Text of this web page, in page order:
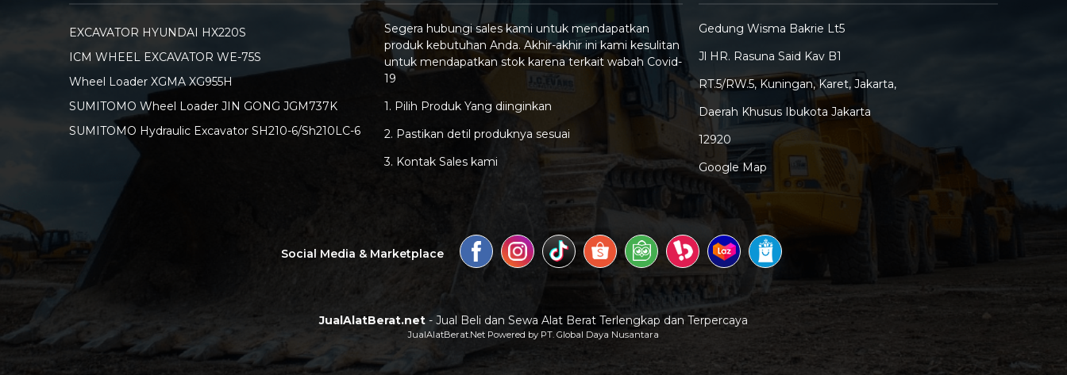
EXCAVATOR HYUNDAI HX220S
ICM WHEEL EXCAVATOR WE-75S
Wheel Loader XGMA XG955H
SUMITOMO Wheel Loader JIN GONG JGM737K
SUMITOMO Hydraulic Excavator SH210-6/Sh210LC-6
Segera hubungi sales kami untuk mendapatkan
produk kebutuhan Anda. Akhir-akhir ini kami kesulitan
untuk mendapatkan stok karena terkait wabah Covid-
19
1. Pilih Produk Yang diinginkan
2. Pastikan detil produknya sesuai
3. Kontak Sales kami
Gedung Wisma Bakrie Lt5
Jl HR. Rasuna Said Kav B1
RT.5/RW.5, Kuningan, Karet, Jakarta,
Daerah Khusus Ibukota Jakarta
12920
Google Map
Social Media & Marketplace
JualAlatBerat.net - Jual Beli dan Sewa Alat Berat Terlengkap dan Terpercaya
JualAlatBerat.Net Powered by PT. Global Daya Nusantara